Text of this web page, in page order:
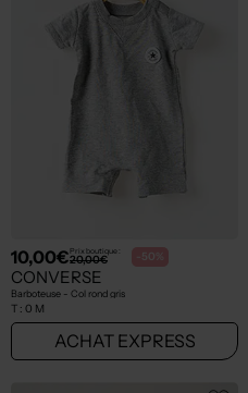
10,00€Prix boutique :
20,00€ -50%
CONVERSE
Barboteuse - Col rond gris
T : 0 M
ACHAT EXPRESS